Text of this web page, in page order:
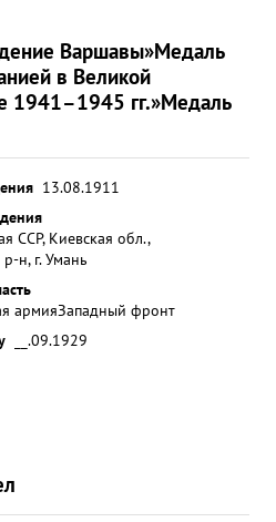
Варшавы»Медаль
в Великой
1941–1945 гг.»Медаль
13.08.1911
ССР, Киевская обл.,
н, г. Умань
армияЗападный фронт
__.09.1929